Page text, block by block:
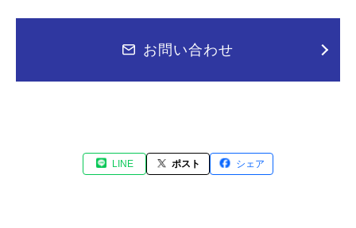
お問い合わせ
LINE ポスト シェア